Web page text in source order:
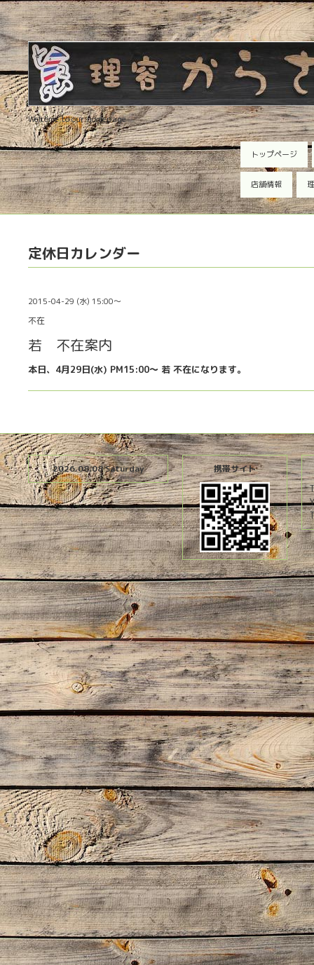
Welcome to our homepage
トップページ
店舗情報
定休日カレンダー
2015-04-29 (水) 15:00～
不在
若 不在案内
本日、4月29日(水) PM15:00〜 若 不在になります。
2026.08.08 Saturday 携帯サイト